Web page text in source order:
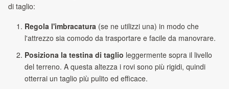
di taglio:
Regola l'imbracatura (se ne utilizzi una) in modo che
l'attrezzo sia comodo da trasportare e facile da manovrare.
Posiziona la testina di taglio leggermente sopra il livello
del terreno. A questa altezza i rovi sono più rigidi, quindi
otterrai un taglio più pulito ed efficace.